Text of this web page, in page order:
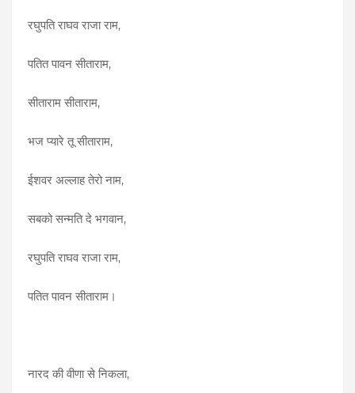
रघुपति राघव राजा राम,
पतित पावन सीताराम,
सीताराम सीताराम,
भज प्यारे तू सीताराम,
ईशवर अल्लाह तेरो नाम,
सबको सन्मति दे भगवान,
रघुपति राघव राजा राम,
पतित पावन सीताराम।
नारद की वीणा से निकला,